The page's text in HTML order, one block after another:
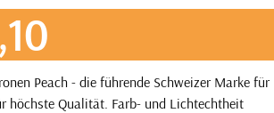
Peach - die führende Schweizer Marke für
höchste Qualität. Farb- und Lichtechtheit